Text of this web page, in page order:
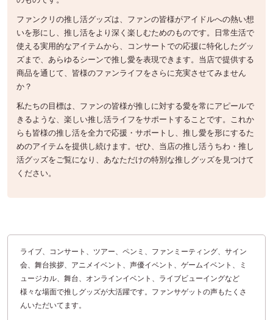
ファンクリの推し活グッズは、ファンの皆様がアイドルへの熱い想
いを形にし、推し活をより深く楽しむためのものです。日常生活で
使える実用的なアイテムから、コンサートでの応援に特化したグッ
ズまで、あらゆるシーンで推し愛を表現できます。当店で提供する
商品を通じて、皆様のファンライフをさらに充実させてみません
か？
私たちの目標は、ファンの皆様が推しに対する愛を常にアピールで
きるような、楽しい推し活ライフをサポートすることです。これか
らも皆様の推し活を全力で応援・サポートし、推し愛を形にするた
めのアイテムを提供し続けます。ぜひ、当店の推し活うちわ・推し
活グッズをご覧になり、あなただけの特別な推しグッズを見つけて
ください。
ライブ、コンサート、ツアー、ペンミ、ファンミーティング、サイン
会、舞台挨拶、アニメイベント、声優イベント、ゲームイベント、ミ
ュージカル、舞台、オンラインイベント、ライブビューイングなど
様々な場面で推しグッズが大活躍です。ファンサゲットの声もたくさ
んいただいてます。